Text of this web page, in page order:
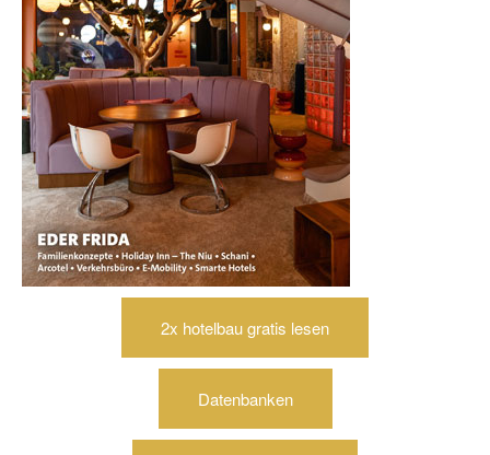
2x hotelbau gratis lesen
Datenbanken